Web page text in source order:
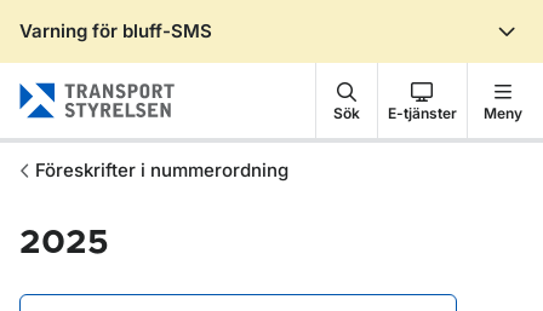
Varning för bluff-SMS
Sök E-tjänster Meny
Föreskrifter i nummerordning
2025